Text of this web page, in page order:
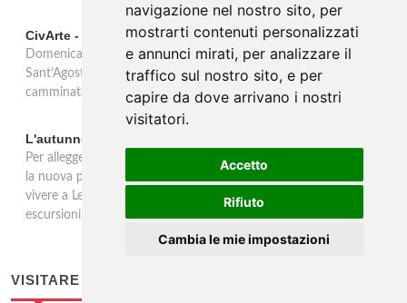
navigazione nel nostro sito, per
mostrarti contenuti personalizzati
e annunci mirati, per analizzare il
traffico sul nostro sito, e per
capire da dove arrivano i nostri
visitatori.
Accetto
Rifiuto
Cambia le mie impostazioni
CivArte - Arte nell’Orrido, una camminata emozionante
Domenica 17 novembre 2024 l’associazione Cammino di
Sant’Agostino proporrà nel Comune di Civate (LC) una breve
camminata all’aperto che coniugherà Arte, Natura e Land Art.
L'autunno nel lecchese tra natura, storia e leggende
Per alleggerirsi dal peso dell’inesorabile fine dell’estate, eccoci con
la nuova programmazione autunnale 2024 delle esperienze da
vivere a Lecco: passeggiate nei boschi, incontri con naturalisti ed
escursioni.
VISITARE